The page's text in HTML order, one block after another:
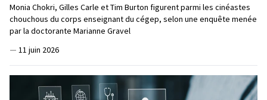
Monia Chokri, Gilles Carle et Tim Burton figurent parmi les cinéastes
chouchous du corps enseignant du cégep, selon une enquête menée
par la doctorante Marianne Gravel
— 11 juin 2026